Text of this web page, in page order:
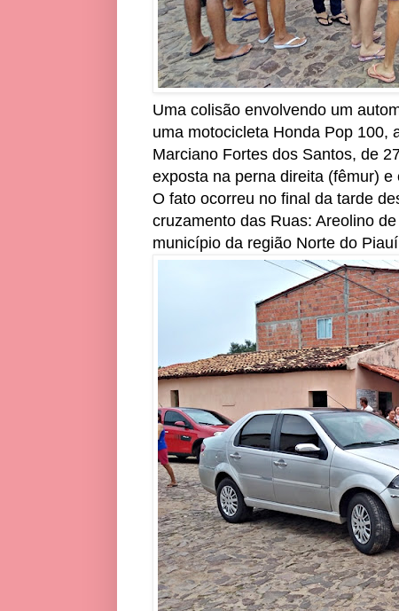
Uma colisão envolvendo um
uma motocicleta Honda Pop 100,
Marciano Fortes dos Santos, de
exposta na perna direita (fêmur)
O fato ocorreu no final da tarde
cruzamento das Ruas: Areolino
município da região Norte do